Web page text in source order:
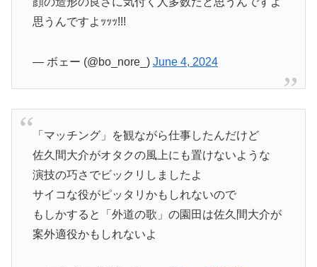
思うんですよｯｯｯ!!!
— ボェー (@bo_nore_) June 4, 2024
「マッチング」を観ながら仕事したんだけど
佐久間大介がオタクの風上にも置けないような
演技の巧さでビックリしましたよ
サイコな役がピッタリかもしれないので
もしかすると「外道の歌」の園田は佐久間大介が
案外適役かもしれないよ